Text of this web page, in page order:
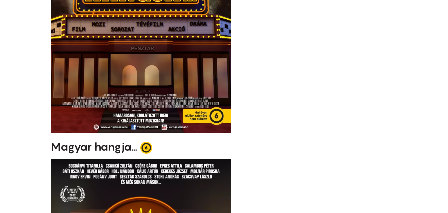
Magyar hangja…